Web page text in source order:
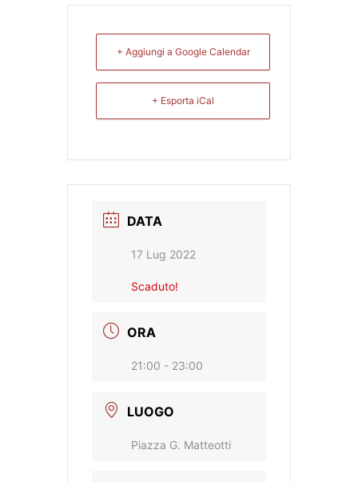
+ Aggiungi a Google Calendar
+ Esporta iCal
DATA
17 Lug 2022
Scaduto!
ORA
21:00 - 23:00
LUOGO
Piazza G. Matteotti